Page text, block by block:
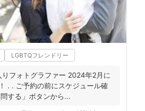
LGBTQフレンドリー
フォトグラファー 2024年2月に
. . ご予約の前にスケジュール確
する」ボタンから...